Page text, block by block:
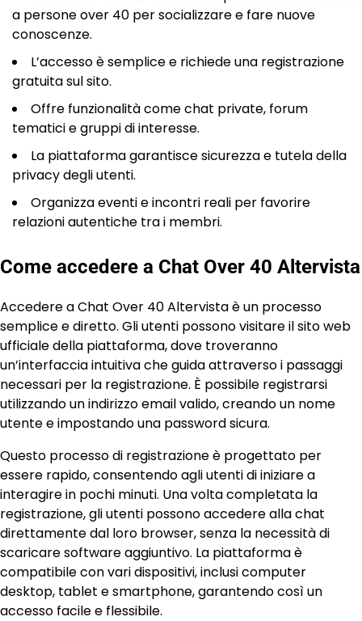
a persone over 40 per socializzare e fare nuove
conoscenze.
L’accesso è semplice e richiede una registrazione
gratuita sul sito.
Offre funzionalità come chat private, forum
tematici e gruppi di interesse.
La piattaforma garantisce sicurezza e tutela della
privacy degli utenti.
Organizza eventi e incontri reali per favorire
relazioni autentiche tra i membri.
Come accedere a Chat Over 40 Altervista
Accedere a Chat Over 40 Altervista è un processo
semplice e diretto. Gli utenti possono visitare il sito web
ufficiale della piattaforma, dove troveranno
un’interfaccia intuitiva che guida attraverso i passaggi
necessari per la registrazione. È possibile registrarsi
utilizzando un indirizzo email valido, creando un nome
utente e impostando una password sicura.
Questo processo di registrazione è progettato per
essere rapido, consentendo agli utenti di iniziare a
interagire in pochi minuti. Una volta completata la
registrazione, gli utenti possono accedere alla chat
direttamente dal loro browser, senza la necessità di
scaricare software aggiuntivo. La piattaforma è
compatibile con vari dispositivi, inclusi computer
desktop, tablet e smartphone, garantendo così un
accesso facile e flessibile.